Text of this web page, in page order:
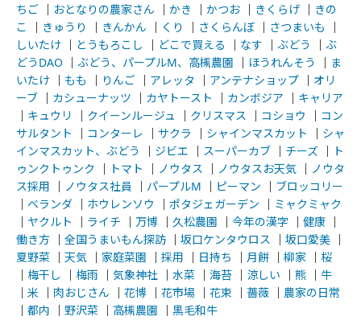
ちご ｜ おとなりの農家さん ｜ かき ｜ かつお ｜ きくらげ｜ きの
こ
｜ きゅうり ｜ きんかん ｜ くり ｜ さくらんぼ ｜ さつまいも
｜
しいたけ ｜ とうもろこし ｜ どこで買える ｜ なす ｜ ぶどう ｜ ぶ
どうDAO ｜ ぶどう、パープルM、高槻農園 ｜ ほうれんそう ｜ ま
いたけ ｜ もも ｜ りんご ｜ アレッタ ｜ アンテナショップ ｜ オリ
ーブ ｜ カシューナッツ ｜ カヤトースト ｜ カンボジア ｜ キャリア
｜ キュウリ ｜ クイーンルージュ ｜ クリスマス ｜ コショウ ｜ コン
サルタント
｜ コンターレ ｜ サクラ ｜ シャインマスカット ｜ シャ
インマスカット、ぶどう
｜ ジビエ ｜ スーパーカブ ｜ チーズ ｜ ト
ゥンクトゥンク
｜ トマト ｜ ノウタス ｜ ノウタスお天気 ｜ ノウタ
ス採用 ｜ ノウタス社員 ｜ パープルM ｜ ピーマン ｜ ブロッコリー
｜ ベランダ ｜ ホウレンソウ ｜ ポタジェガーデン ｜ ミャクミャク
｜ ヤクルト ｜ ライチ ｜ 万博 ｜ 久松農園 ｜ 今年の漢字 ｜ 健康 ｜
働き方 ｜ 全国うまいもん探訪 ｜ 坂口ケンタウロス ｜ 坂口愛美 ｜
夏野菜 ｜ 天気 ｜ 家庭菜園 ｜ 採用 ｜ 日持ち ｜ 月餅 ｜ 柳家 ｜ 桜
｜ 梅干し ｜ 梅雨 ｜ 気象神社 ｜ 水菜 ｜ 海苔 ｜ 涼しい ｜ 熊 ｜ 牛
｜ 米 ｜ 肉おじさん ｜ 花博 ｜ 花市場 ｜ 花束 ｜ 薔薇 ｜ 農家の日常
｜ 都内 ｜ 野沢菜 ｜ 高槻農園 ｜ 黒毛和牛